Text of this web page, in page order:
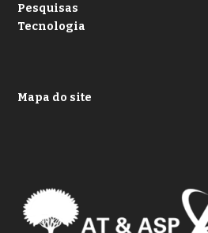
Pesquisas
Tecnologia
Mapa do site